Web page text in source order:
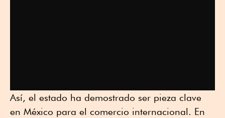
Así, el estado ha demostrado ser pieza clave
en México para el comercio internacional. En